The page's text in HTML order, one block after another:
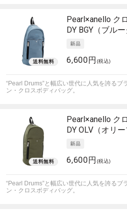
Pearl×anello ク
DY BGY（ブルー
6,600円 (税込)
“Pearl Drums”と幅広い世代に人気を誇るブ
ン・クロスボディバッグ。
Pearl×anello ク
DY OLV（オリー
6,600円 (税込)
“Pearl Drums”と幅広い世代に人気を誇るブ
ン・クロスボディバッグ。